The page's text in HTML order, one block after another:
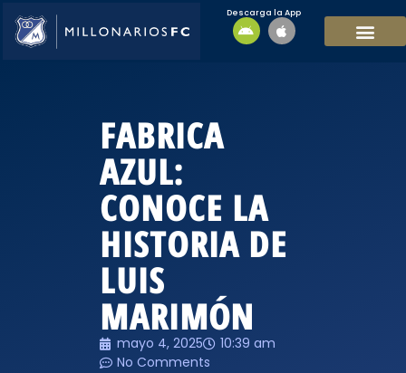
Descarga la App
FABRICA
AZUL:
CONOCE LA
HISTORIA DE
LUIS
MARIMÓN
mayo 4, 2025
10:39 am
No Comments